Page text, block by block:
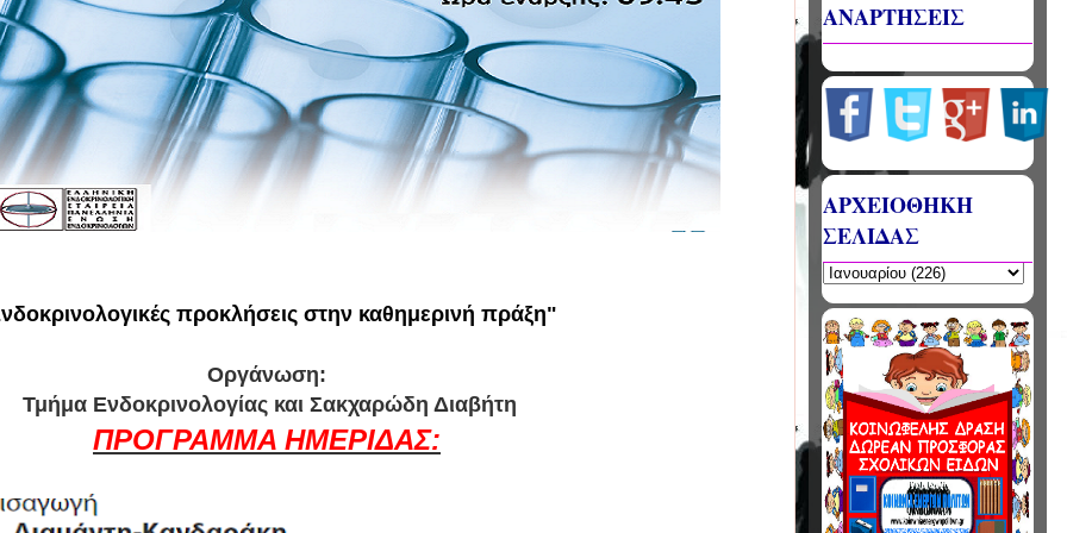
προκλήσεις στην καθημερινή πράξη"
Οργάνωση:
Τμήμα Ενδοκρινολογίας και Σακχαρώδη Διαβήτη
ΠΡΟΓΡΑΜΜΑ ΗΜΕΡΙΔΑΣ:
ΑΝΑΡΤΗΣΕΙΣ
ΑΡΧΕΙΟΘΗΚΗ
ΣΕΛΙΔΑΣ